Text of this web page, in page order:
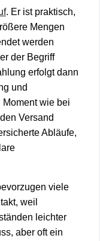
. Er ist praktisch,
Mengen
werden
der Begriff
erfolgt dann
und
wie bei
Versand
Abläufe,
viele
weil
leichter
aber oft ein